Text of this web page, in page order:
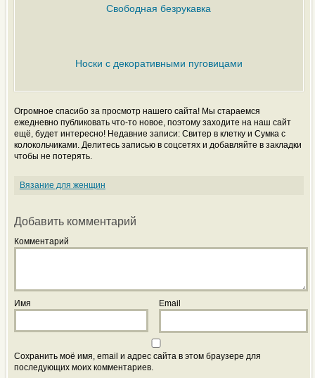
Свободная безрукавка
Носки с декоративными пуговицами
Огромное спасибо за просмотр нашего сайта! Мы стараемся
ежедневно публиковать что-то новое, поэтому заходите на наш сайт
ещё, будет интересно! Недавние записи: Свитер в клетку и Сумка с
колокольчиками. Делитесь записью в соцсетях и добавляйте в закладки
чтобы не потерять.
Вязание для женщин
Добавить комментарий
Комментарий
Имя Email
Сохранить моё имя, email и адрес сайта в этом браузере для
последующих моих комментариев.